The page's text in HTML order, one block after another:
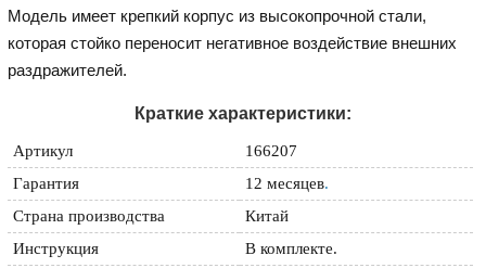
Модель имеет крепкий корпус из высокопрочной стали,
которая стойко переносит негативное воздействие внешних
раздражителей.
Краткие характеристики:
Артикул
166207
Гарантия
12 месяцев.
Страна производства
Китай
Инструкция
В комплекте.